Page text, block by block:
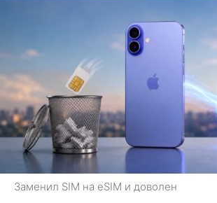
Заменил SIM на eSIM и доволен